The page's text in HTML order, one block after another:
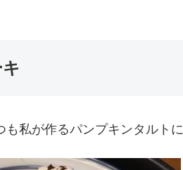
私が作るパンプキンタルトに